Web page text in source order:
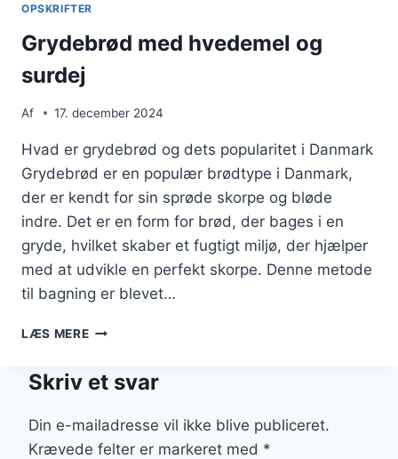
OPSKRIFTER
Grydebrød med hvedemel og
surdej
Af 17. december 2024
Hvad er grydebrød og dets popularitet i Danmark
Grydebrød er en populær brødtype i Danmark,
der er kendt for sin sprøde skorpe og bløde
indre. Det er en form for brød, der bages i en
gryde, hvilket skaber et fugtigt miljø, der hjælper
med at udvikle en perfekt skorpe. Denne metode
til bagning er blevet…
LÆS MEREGRYDEBRØD
OG
Skriv et svar
Din e-mailadresse vil ikke blive publiceret.
Krævede felter er markeret med *